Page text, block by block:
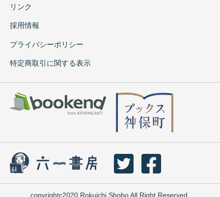
リンク
採用情報
プライバシーポリシー
特定商取引に関する表示
copyrightc2020 Rokuichi Shobo All Right Reserved.